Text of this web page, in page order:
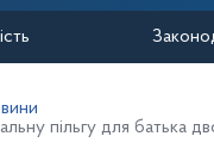
пільгу для